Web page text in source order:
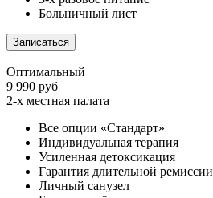
Больничный лист
Записаться
Оптимальный
9 990 руб
2-х местная палата
Все опции «Стандарт»
Индивидуальная терапия
Усиленная детоксикация
Гарантия длительной ремиссии
Личный санузел